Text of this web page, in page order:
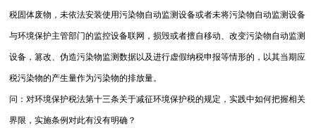
税固体废物，未依法安装使用污染物自动监测设备或者未将污染物自动监测设备
与环境保护主管部门的监控设备联网，损毁或者擅自移动、改变污染物自动监测
设备，篡改、伪造污染物监测数据以及进行虚假纳税申报等情形的，以其当期应
税污染物的产生量作为污染物的排放量。
问：对环境保护税法第十三条关于减征环境保护税的规定，实践中如何把握相关
界限，实施条例对此有没有明确？